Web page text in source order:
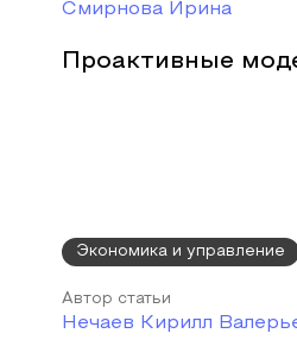
Смирнова Ирина
Проактивные
Экономика и управление
Автор статьи
Нечаев Кирилл